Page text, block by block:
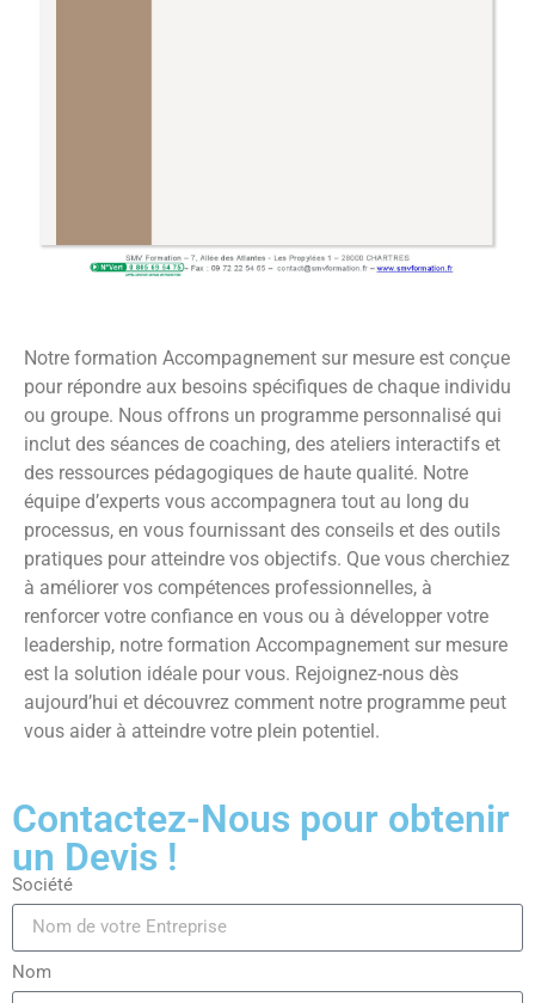
Notre formation Accompagnement sur mesure est conçue
pour répondre aux besoins spécifiques de chaque individu
ou groupe. Nous offrons un programme personnalisé qui
inclut des séances de coaching, des ateliers interactifs et
des ressources pédagogiques de haute qualité. Notre
équipe d’experts vous accompagnera tout au long du
processus, en vous fournissant des conseils et des outils
pratiques pour atteindre vos objectifs. Que vous cherchiez
à améliorer vos compétences professionnelles, à
renforcer votre confiance en vous ou à développer votre
leadership, notre formation Accompagnement sur mesure
est la solution idéale pour vous. Rejoignez-nous dès
aujourd’hui et découvrez comment notre programme peut
vous aider à atteindre votre plein potentiel.
Contactez-Nous pour obtenir
un Devis !
Société
Nom